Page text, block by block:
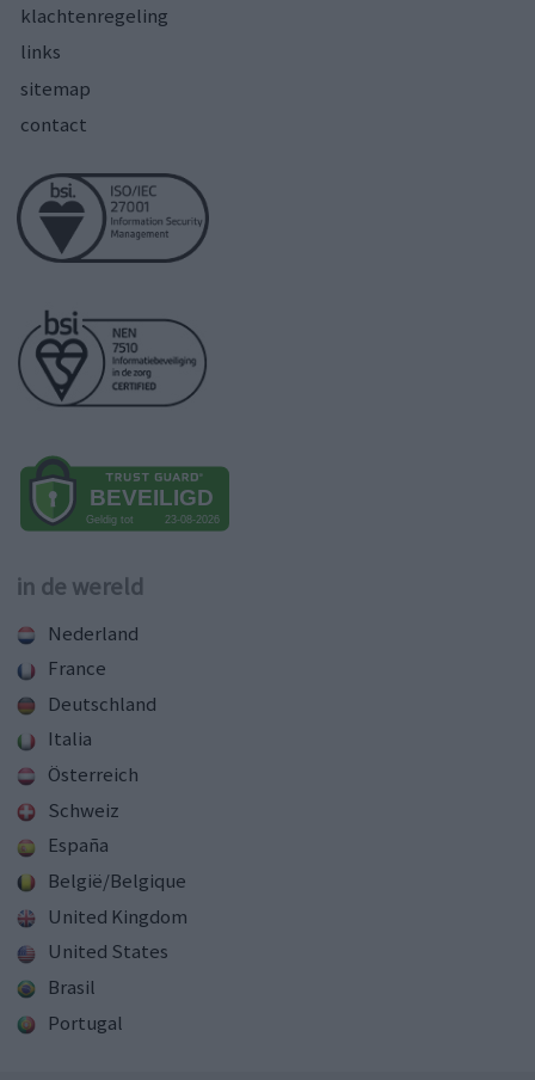
klachtenregeling
links
sitemap
contact
in de wereld
Nederland
France
Deutschland
Italia
Österreich
Schweiz
España
België/Belgique
United Kingdom
United States
Brasil
Portugal